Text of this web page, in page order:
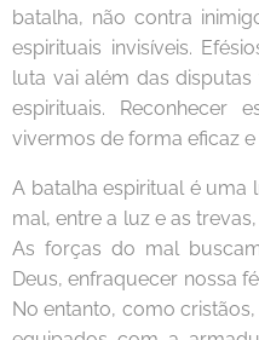
batalha, não contra
espirituais invisíveis.
luta vai além das disputas
espirituais. Reconhecer
vivermos de forma eficaz e
A batalha espiritual é uma
mal, entre a luz e as
As forças do mal
Deus, enfraquecer nossa
No entanto, como